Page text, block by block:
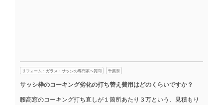
リフォーム：ガラス・サッシの専門家へ質問 千葉県
サッシ枠のコーキング劣化の打ち替え費用はどのくらいですか？
腰高窓のコーキング打ち直しが１箇所あたり３万という、見積もり